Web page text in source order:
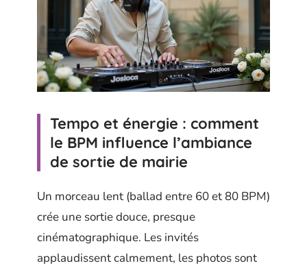
Tempo et énergie : comment
le BPM influence l’ambiance
de sortie de mairie
Un morceau lent (ballad entre 60 et 80 BPM)
crée une sortie douce, presque
cinématographique. Les invités
applaudissent calmement, les photos sont